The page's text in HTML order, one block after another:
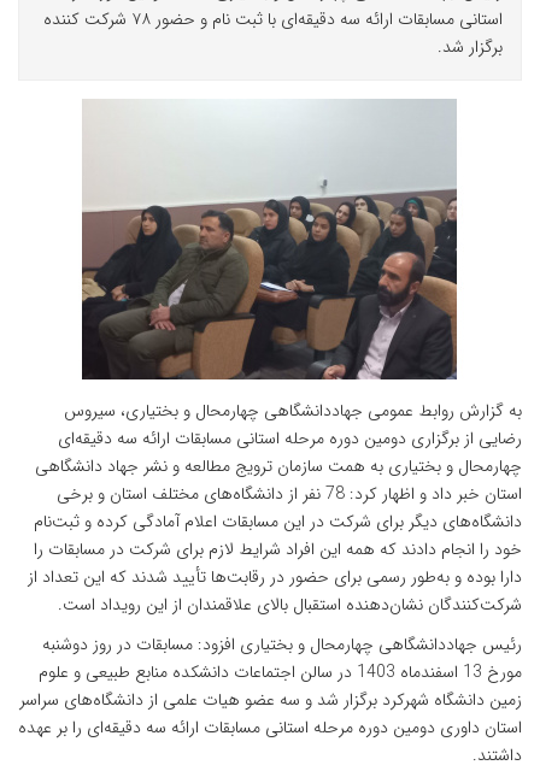
استانی مسابقات ارائه سه دقیقه‌ای با ثبت نام و حضور ۷۸ شرکت کننده
برگزار شد.
به گزارش روابط عمومی جهاددانشگاهی چهارمحال و بختیاری، سیروس
رضایی از برگزاری دومین دوره مرحله استانی مسابقات ارائه سه دقیقه‌ای
چهارمحال و بختیاری به همت سازمان ترویج مطالعه و نشر جهاد دانشگاهی
استان خبر داد و اظهار کرد: 78 نفر از دانشگاه‌های مختلف استان و برخی
دانشگاه‌های دیگر برای شرکت در این مسابقات اعلام آمادگی کرده و ثبت‌نام
خود را انجام دادند که همه این افراد شرایط لازم برای شرکت در مسابقات را
دارا بوده و به‌طور رسمی برای حضور در رقابت‌ها تأیید شدند که این تعداد از
شرکت‌کنندگان نشان‌دهنده استقبال بالای علاقمندان از این رویداد است.
رئیس جهاددانشگاهی چهارمحال و بختیاری افزود: مسابقات در روز دوشنبه
مورخ 13 اسفندماه 1403 در سالن اجتماعات دانشکده منابع طبیعی و علوم
زمین دانشگاه شهرکرد برگزار شد و سه عضو هیات علمی از دانشگاه‌های سراسر
استان داوری دومین دوره مرحله استانی مسابقات ارائه سه دقیقه‌ای را بر عهده
داشتند.